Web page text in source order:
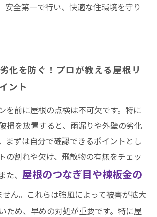
安全第一で行い、快適な住環境を守り
化を防ぐ！プロが教える屋根リ
ント
を前に屋根の点検は不可欠です。特に
損を放置すると、雨漏りや外壁の劣化
まずは自分で確認できるポイントとし
の割れや欠け、飛散物の有無をチェッ
た、 屋根のつなぎ目や棟板金の
せん。これらは強風によって被害が拡大
ため、早めの対処が重要です。特に屋